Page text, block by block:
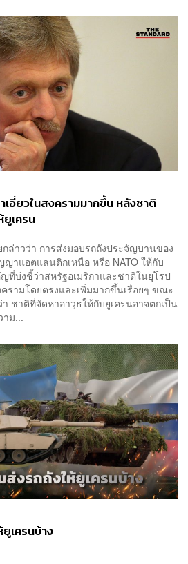
เอี่ยวในสงครามมากขึ้น หลังชาติ
เครน
ล่าวว่า การส่งมอบรถถังประจัญบานของ
าแอตแลนติกเหนือ หรือ NATO ให้กับ
ที่บ่งชี้ว่าสหรัฐอเมริกาและชาติในยุโรป
รามโดยตรงและเพิ่มมากขึ้นเรื่อยๆ ขณะ
ชาติที่จัดหาอาวุธให้กับยูเครนอาจตกเป็น
ม...
เครนบ้าง